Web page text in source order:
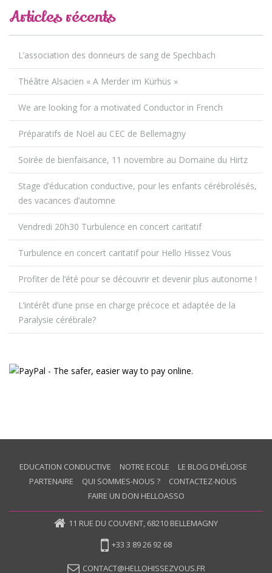
Articles récents
L’association des donneurs de sang de Spechbach
Théâtre Alsacien « A Merder im Kürhüs »
We are looking for a motivated Conductor in French
Préparatifs de Noël au CEC de Bellemagny
Soirée de bienfaisance, 11 novembre au Domaine du Hirtz
Stage d’éducation conductive, pour les enfants cérébrolésés,
des vacances d’automne
Vendredi 20h30 Turbulence en concert caritatif
Turbulence en concert caritatif pour Hello Hissez Vous
Profiter de l’été pour se découvrir et devenir plus autonome !
L’intérêt d’une prise en charge précoce et adaptée de la
Paralysie cérébrale?
EDUCATION CONDUCTIVE NOTRE ECOLE
LE BLOG D’HÉLOISE
PARTENAIRE
QUI SOMMES-NOUS ?
CONTACTEZ-NOUS
FAIRE UN DON HELLOASSO
11 RUE DU COUVENT, 68210 BELLEMAGNY
+33 3 89 26 92 68
CONTACT@HELLOHISSEZVOUS.FR